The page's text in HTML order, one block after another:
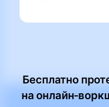
Бесплатно
на